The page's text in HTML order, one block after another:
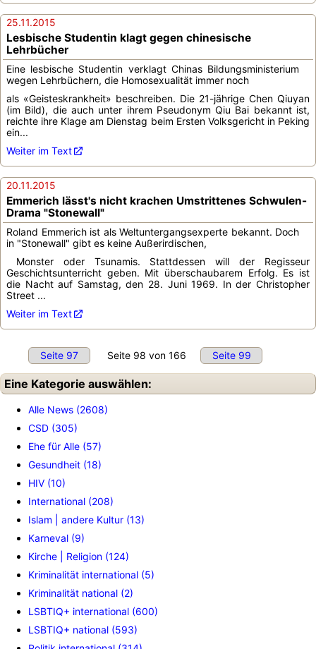
25.11.2015
Lesbische Studentin klagt gegen chinesische
Lehrbücher
Eine lesbische Studentin verklagt Chinas Bildungsministerium
wegen Lehrbüchern, die Homosexualität immer noch
als «Geisteskrankheit» beschreiben. Die 21-jährige Chen Qiuyan
(im Bild), die auch unter ihrem Pseudonym Qiu Bai bekannt ist,
reichte ihre Klage am Dienstag beim Ersten Volksgericht in Peking
ein...
Weiter im Text
20.11.2015
Emmerich lässt's nicht krachen Umstrittenes Schwulen-
Drama "Stonewall"
Roland Emmerich ist als Weltuntergangsexperte bekannt. Doch
in "Stonewall" gibt es keine Außerirdischen,
Monster oder Tsunamis. Stattdessen will der Regisseur
Geschichtsunterricht geben. Mit überschaubarem Erfolg. Es ist
die Nacht auf Samstag, den 28. Juni 1969. In der Christopher
Street ...
Weiter im Text
Seite 97 Seite 98 von 166 Seite 99
Eine Kategorie auswählen:
Alle News (2608)
CSD (305)
Ehe für Alle (57)
Gesundheit (18)
HIV (10)
International (208)
Islam | andere Kultur (13)
Karneval (9)
Kirche | Religion (124)
Kriminalität international (5)
Kriminalität national (2)
LSBTIQ+ international (600)
LSBTIQ+ national (593)